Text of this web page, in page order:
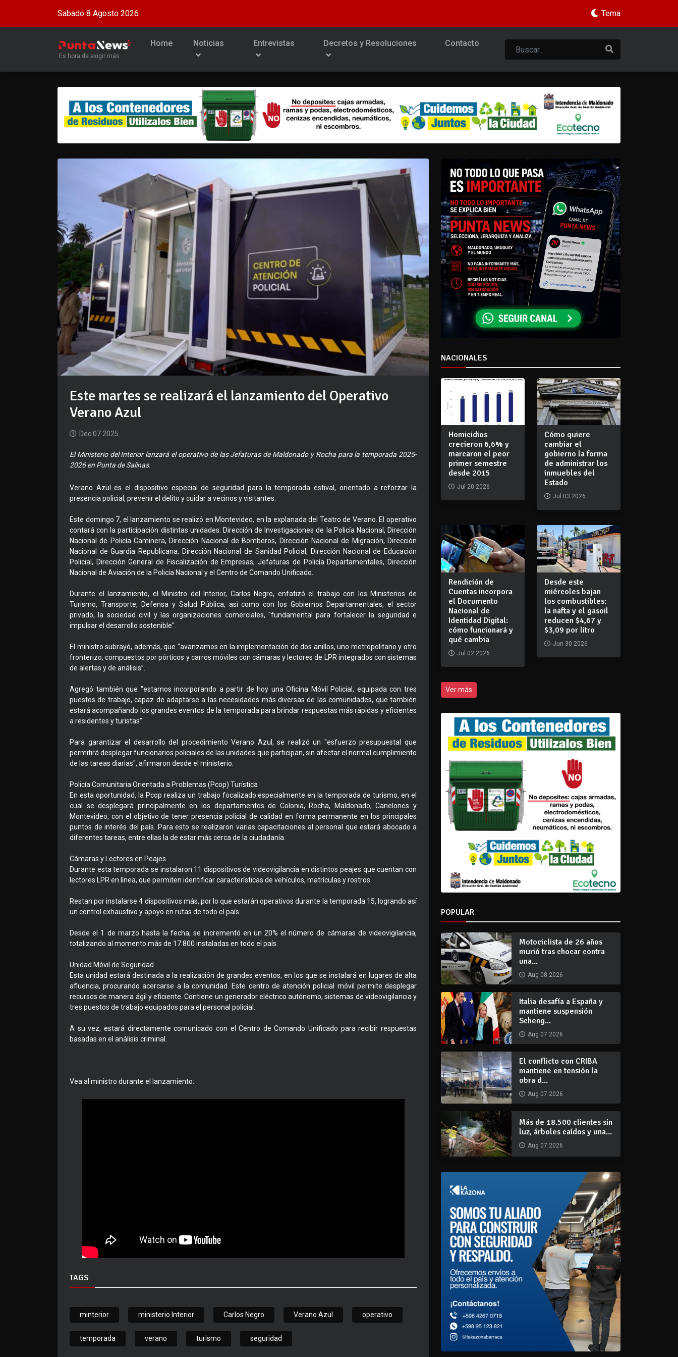
Sabado 8 Agosto 2026 Tema
Es hora de exigir más
Home Noticias Entrevistas Decretos y Resoluciones Contacto
Este martes se realizará el lanzamiento del Operativo
Verano Azul
Dec 07 2025
El Ministerio del Interior lanzará el operativo de las Jefaturas de Maldonado y Rocha para la temporada 2025-
2026 en Punta de Salinas.
Verano Azul es el dispositivo especial de seguridad para la temporada estival, orientado a reforzar la
presencia policial, prevenir el delito y cuidar a vecinos y visitantes.
Este domingo 7, el lanzamiento se realizó en Montevideo, en la explanada del Teatro de Verano. El operativo
contará con la participación distintas unidades: Dirección de Investigaciones de la Policía Nacional, Dirección
Nacional de Policía Caminera, Dirección Nacional de Bomberos, Dirección Nacional de Migración, Dirección
Nacional de Guardia Republicana, Dirección Nacional de Sanidad Policial, Dirección Nacional de Educación
Policial, Dirección General de Fiscalización de Empresas, Jefaturas de Policía Departamentales, Dirección
Nacional de Aviación de la Policía Nacional y el Centro de Comando Unificado.
Durante el lanzamiento, el Ministro del Interior, Carlos Negro, enfatizó el trabajo con los Ministerios de
Turismo, Transporte, Defensa y Salud Pública, así como con los Gobiernos Departamentales, el sector
privado, la sociedad civil y las organizaciones comerciales, "fundamental para fortalecer la seguridad e
impulsar el desarrollo sostenible".
El ministro subrayó, además, que “avanzamos en la implementación de dos anillos, uno metropolitano y otro
fronterizo, compuestos por pórticos y carros móviles con cámaras y lectores de LPR integrados con sistemas
de alertas y de análisis”.
Agregó también que “estamos incorporando a partir de hoy una Oficina Móvil Policial, equipada con tres
puestos de trabajo, capaz de adaptarse a las necesidades más diversas de las comunidades, que también
estará acompañando los grandes eventos de la temporada para brindar respuestas más rápidas y eficientes
a residentes y turistas”.
Para garantizar el desarrollo del procedimiento Verano Azul, se realizó un "esfuerzo presupuestal que
permitirá desplegar funcionarios policiales de las unidades que participan, sin afectar el normal cumplimiento
de las tareas diarias", afirmaron desde el ministerio.
Policía Comunitaria Orientada a Problemas (Pcop) Turística
En esta oportunidad, la Pcop realiza un trabajo focalizado especialmente en la temporada de turismo, en el
cual se desplegará principalmente en los departamentos de Colonia, Rocha, Maldonado, Canelones y
Montevideo, con el objetivo de tener presencia policial de calidad en forma permanente en los principales
puntos de interés del país. Para esto se realizaron varias capacitaciones al personal que estará abocado a
diferentes tareas, entre ellas la de estar más cerca de la ciudadanía.
Cámaras y Lectores en Peajes
Durante esta temporada se instalaron 11 dispositivos de videovigilancia en distintos peajes que cuentan con
lectores LPR en línea, que permiten identificar características de vehículos, matrículas y rostros.
Restan por instalarse 4 dispositivos más, por lo que estarán operativos durante la temporada 15, logrando así
un control exhaustivo y apoyo en rutas de todo el país.
Desde el 1 de marzo hasta la fecha, se incrementó en un 20% el número de cámaras de videovigilancia,
totalizando al momento más de 17.800 instaladas en todo el país.
Unidad Móvil de Seguridad
Esta unidad estará destinada a la realización de grandes eventos, en los que se instalará en lugares de alta
afluencia, procurando acercarse a la comunidad. Este centro de atención policial móvil permite desplegar
recursos de manera ágil y eficiente. Contiene un generador eléctrico autónomo, sistemas de videovigilancia y
tres puestos de trabajo equipados para el personal policial.
A su vez, estará directamente comunicado con el Centro de Comando Unificado para recibir respuestas
basadas en el análisis criminal.
Vea al ministro durante el lanzamiento:
TAGS
minterior ministerio Interior Carlos Negro Verano Azul operativo
temporada verano turismo seguridad
NACIONALES
Homicidios
crecieron 6,6% y
marcaron el peor
primer semestre
desde 2015
Jul 20 2026
Cómo quiere
cambiar el
gobierno la forma
de administrar los
inmuebles del
Estado
Jul 03 2026
Rendición de
Cuentas incorpora
el Documento
Nacional de
Identidad Digital:
cómo funcionará y
qué cambia
Jul 02 2026
Desde este
miércoles bajan
los combustibles:
la nafta y el gasoil
reducen $4,67 y
$3,09 por litro
Jun 30 2026
Ver más
POPULAR
Motociclista de 26 años
murió tras chocar contra
una...
Aug 08 2026
Italia desafía a España y
mantiene suspensión
Scheng...
Aug 07 2026
El conflicto con CRIBA
mantiene en tensión la
obra d...
Aug 07 2026
Más de 18.500 clientes sin
luz, árboles caídos y una...
Aug 07 2026